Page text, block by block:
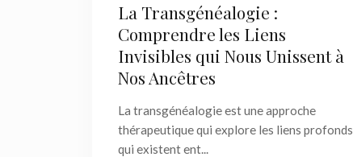
La Transgénéalogie :
Comprendre les Liens
Invisibles qui Nous Unissent à
Nos Ancêtres
La transgénéalogie est une approche
thérapeutique qui explore les liens profonds
qui existent ent...